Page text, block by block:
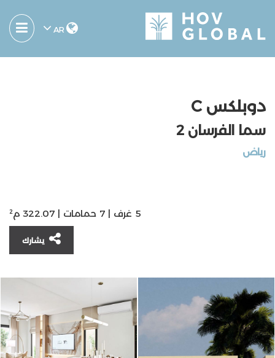
AR
دوبلكس C
سما الفرسان 2
ریاض
5 غرف | 7 حمامات | 322.07 م²
يشارك